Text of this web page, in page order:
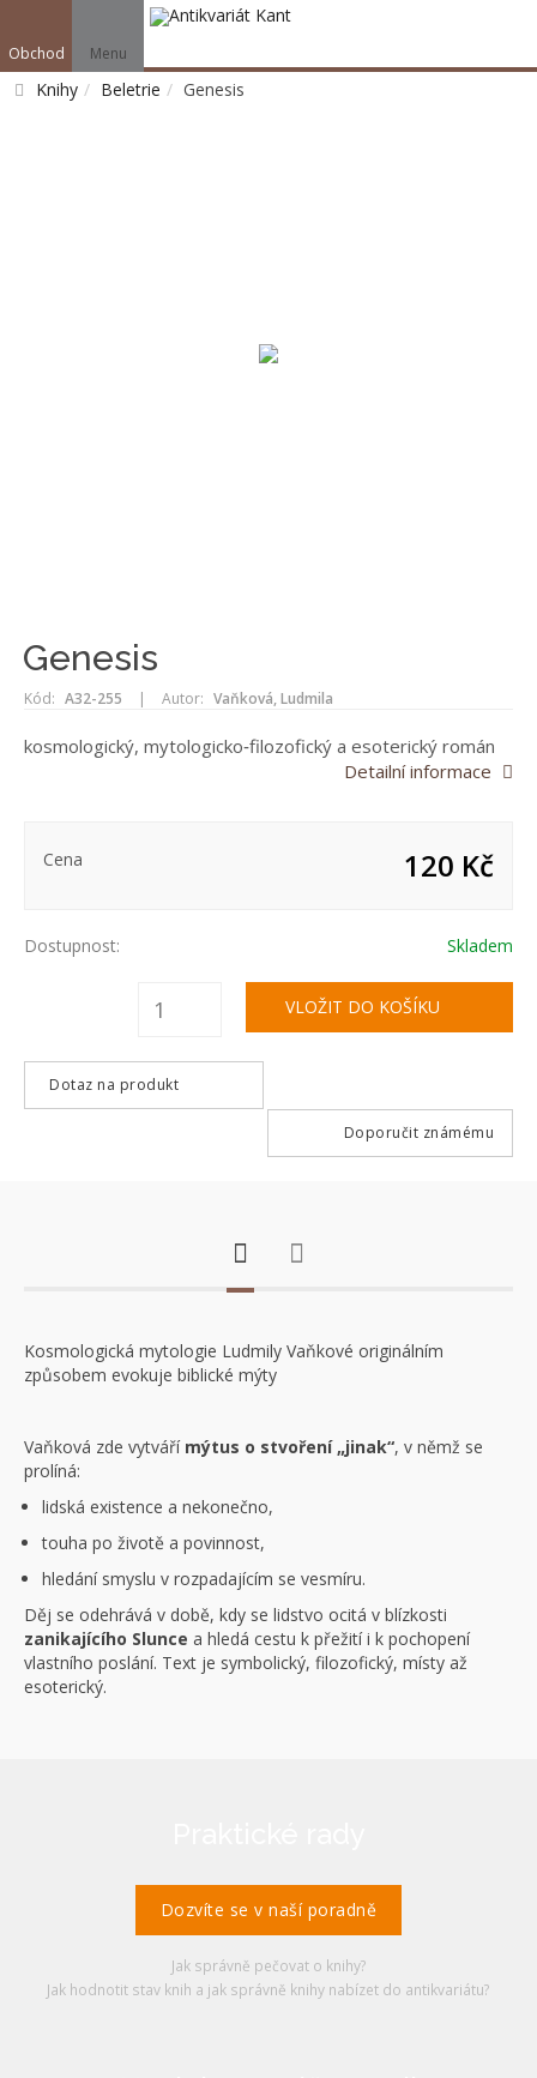
Obchod Menu
Knihy Beletrie Genesis
Genesis
Kód: A32-255 | Autor: Vaňková, Ludmila
kosmologický, mytologicko‑filozofický a esoterický román
Detailní informace
Cena 120 Kč
Dostupnost: Skladem
Dotaz na produkt
Doporučit známému
Kosmologická mytologie Ludmily Vaňkové originálním
způsobem evokuje biblické mýty
Vaňková zde vytváří mýtus o stvoření „jinak“, v němž se
prolíná:
lidská existence a nekonečno,
touha po životě a povinnost,
hledání smyslu v rozpadajícím se vesmíru.
Děj se odehrává v době, kdy se lidstvo ocitá v blízkosti
zanikajícího Slunce a hledá cestu k přežití i k pochopení
vlastního poslání. Text je symbolický, filozofický, místy až
esoterický.
Dozvíte se v naší poradně
Jak správně pečovat o knihy?
Jak hodnotit stav knih a jak správně knihy nabízet do antikvariátu?